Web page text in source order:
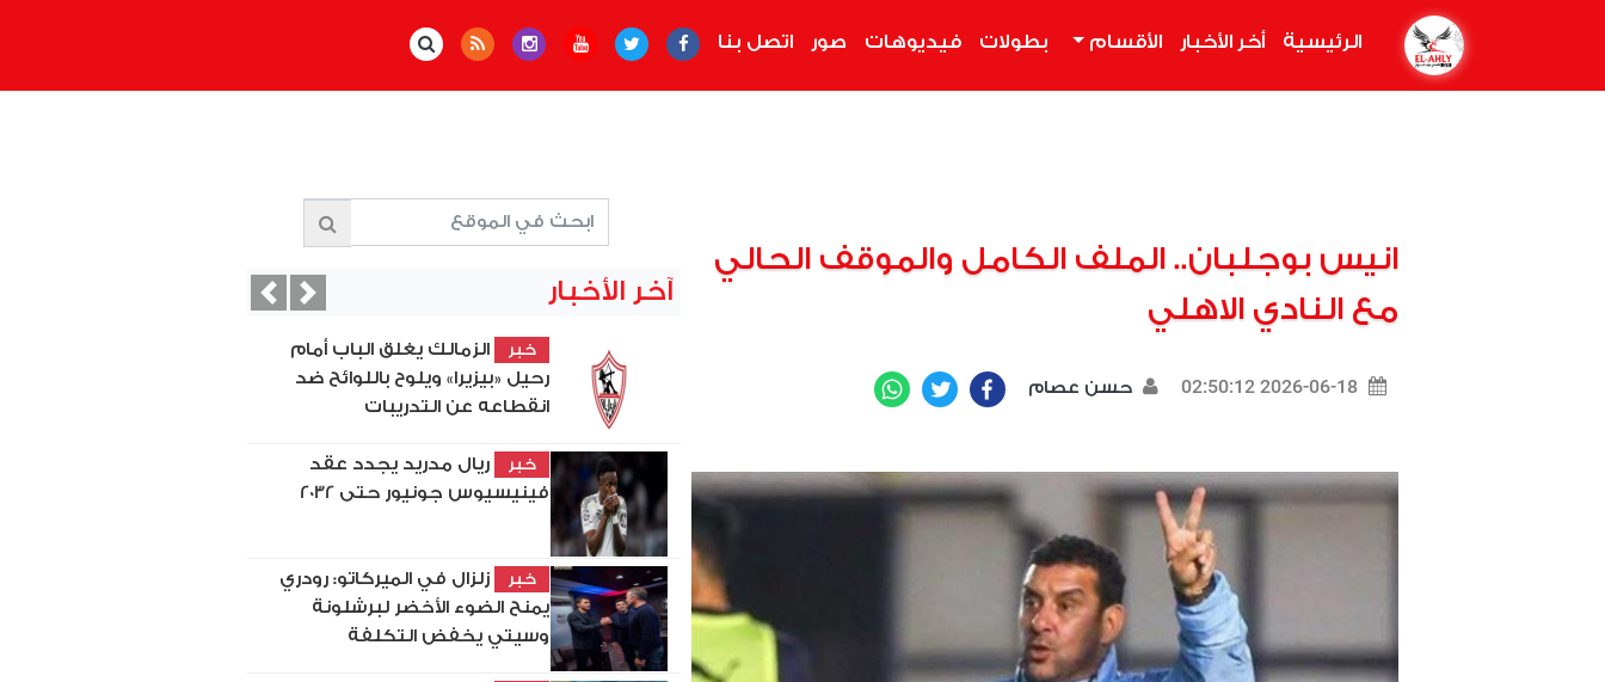
الرئيسية أخر الأخبار الأقسام بطولات فيديوهات صور اتصل بنا
انيس بوجلبان.. الملف الكامل والموقف الحالي
مع النادي الاهلي
2026-06-18 02:50:12 حسن عصام Facebook
Twitter
آخر الأخبار
خبر
الزمالك يغلق الباب أمام
رحيل «بيزيرا» ويلوح باللوائح ضد
انقطاعه عن التدريبات
خبر
ريال مدريد يجدد عقد
فينيسيوس جونيور حتى 2032
خبر
زلزال في الميركاتو: رودري
يمنح الضوء الأخضر لبرشلونة
وسيتي يخفض التكلفة
PreviousNext